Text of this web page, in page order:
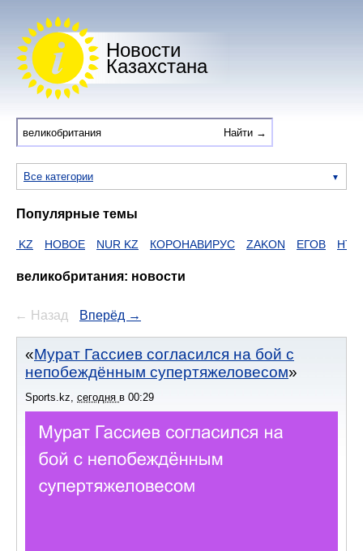
Новости
Казахстана
Все категории
Популярные темы
НОВОЕ NUR KZ КОРОНАВИРУС ZAKON ЕГОВ HTTPS
великобритания: новости
← Назад Вперёд →
Мурат Гассиев согласился на бой с
непобеждённым супертяжеловесом
Sports.kz, сегодня в 00:29